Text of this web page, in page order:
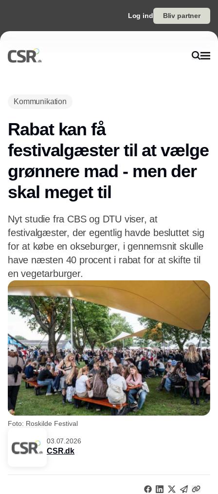
Log ind Bliv partner
Kommunikation
Rabat kan få
festivalgæster til at vælge
grønnere mad - men der
skal meget til
Nyt studie fra CBS og DTU viser, at
festivalgæster, der egentlig havde besluttet sig
for at købe en okseburger, i gennemsnit skulle
have næsten 40 procent i rabat for at skifte til
en vegetarburger.
Foto: Roskilde Festival
03.07.2026
CSR.dk